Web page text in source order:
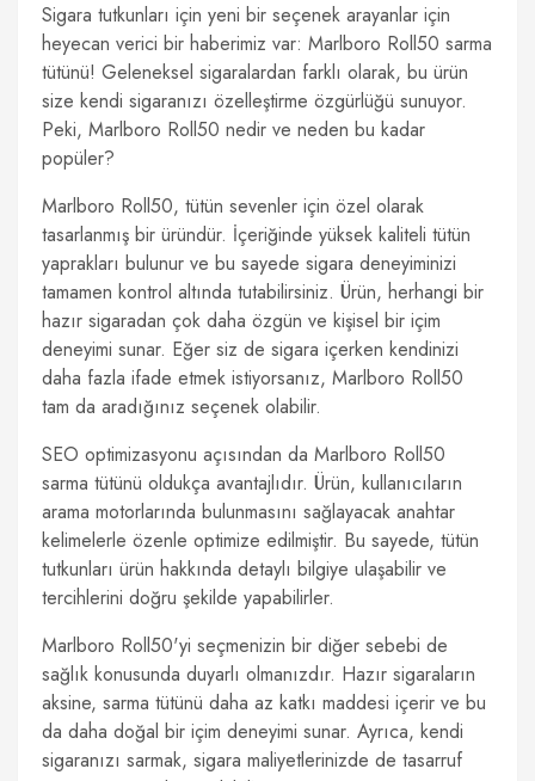
Sigara tutkunları için yeni bir seçenek arayanlar için
heyecan verici bir haberimiz var: Marlboro Roll50 sarma
tütünü! Geleneksel sigaralardan farklı olarak, bu ürün
size kendi sigaranızı özelleştirme özgürlüğü sunuyor.
Peki, Marlboro Roll50 nedir ve neden bu kadar
popüler?
Marlboro Roll50, tütün sevenler için özel olarak
tasarlanmış bir üründür. İçeriğinde yüksek kaliteli tütün
yaprakları bulunur ve bu sayede sigara deneyiminizi
tamamen kontrol altında tutabilirsiniz. Ürün, herhangi bir
hazır sigaradan çok daha özgün ve kişisel bir içim
deneyimi sunar. Eğer siz de sigara içerken kendinizi
daha fazla ifade etmek istiyorsanız, Marlboro Roll50
tam da aradığınız seçenek olabilir.
SEO optimizasyonu açısından da Marlboro Roll50
sarma tütünü oldukça avantajlıdır. Ürün, kullanıcıların
arama motorlarında bulunmasını sağlayacak anahtar
kelimelerle özenle optimize edilmiştir. Bu sayede, tütün
tutkunları ürün hakkında detaylı bilgiye ulaşabilir ve
tercihlerini doğru şekilde yapabilirler.
Marlboro Roll50'yi seçmenizin bir diğer sebebi de
sağlık konusunda duyarlı olmanızdır. Hazır sigaraların
aksine, sarma tütünü daha az katkı maddesi içerir ve bu
da daha doğal bir içim deneyimi sunar. Ayrıca, kendi
sigaranızı sarmak, sigara maliyetlerinizde de tasarruf